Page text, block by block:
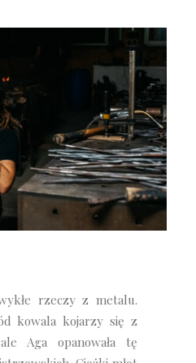
rzeczy z metalu.
kowala kojarzy się z
Aga opanowała tę